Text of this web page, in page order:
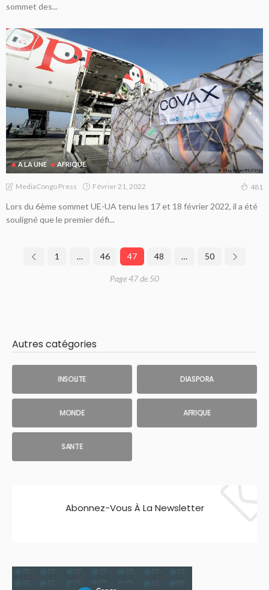
sommet des...
A LA UNE AFRIQUE
MediaCongo Press Février 21, 2022 481
Lors du 6ème sommet UE-UA tenu les 17 et 18 février 2022, il a été
souligné que le premier défi...
1 … 46 47 48 … 50
Page 47 de 50
Autres catégories
INSOLITE DIASPORA
MONDE AFRIQUE
SANTE
Abonnez-Vous À La Newsletter